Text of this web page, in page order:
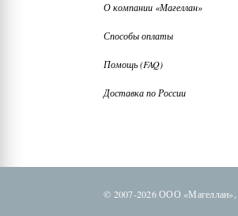
О компании «Магеллан»
Способы оплаты
Помощь (FAQ)
Доставка по России
© 2007-2026 ООО «Магеллан»,